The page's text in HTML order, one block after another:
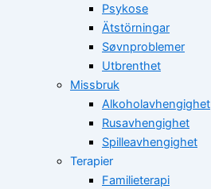
Psykose
Ätstörningar
Søvnproblemer
Utbrenthet
Missbruk
Alkoholavhengighet
Rusavhengighet
Spilleavhengighet
Terapier
Familieterapi